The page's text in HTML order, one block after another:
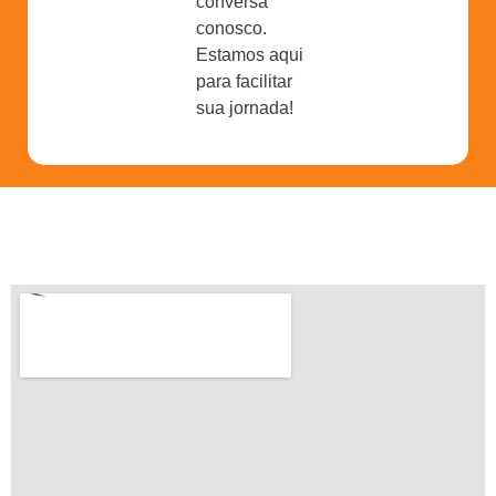
conosco.
Estamos aqui
para facilitar
sua jornada!